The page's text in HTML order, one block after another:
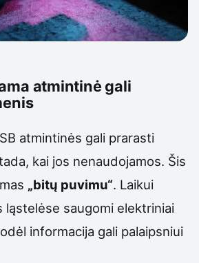
atmintinė gali
atmintinės gali prarasti
kai jos nenaudojamos. Šis
„bitų puvimu“. Laikui
ląstelėse saugomi elektriniai
informacija gali palaipsniui